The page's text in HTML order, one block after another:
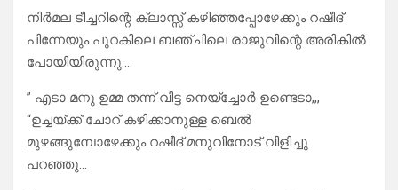
നിർമല ടീച്ചറിന്റെ ക്ലാസ്സ്‌ കഴിഞ്ഞപ്പോഴേക്കും റഷീദ്
പിന്നേയും പുറകിലെ ബഞ്ചിലെ രാജുവിന്റെ അരികിൽ
പോയിയിരുന്നു….
” എടാ മനു ഉമ്മ തന്ന് വിട്ട നെയ്‌ച്ചോർ ഉണ്ടെടാ,,,
“ഉച്ചയ്ക്ക് ചോറ് കഴിക്കാനുള്ള ബെൽ
മുഴങ്ങുമ്പോഴേക്കും റഷീദ് മനുവിനോട് വിളിച്ചു
പറഞ്ഞു…